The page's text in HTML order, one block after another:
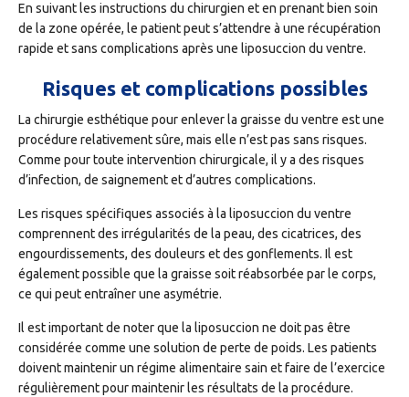
En suivant les instructions du chirurgien et en prenant bien soin
de la zone opérée, le patient peut s’attendre à une récupération
rapide et sans complications après une liposuccion du ventre.
Risques et complications possibles
La chirurgie esthétique pour enlever la graisse du ventre est une
procédure relativement sûre, mais elle n’est pas sans risques.
Comme pour toute intervention chirurgicale, il y a des risques
d’infection, de saignement et d’autres complications.
Les risques spécifiques associés à la liposuccion du ventre
comprennent des irrégularités de la peau, des cicatrices, des
engourdissements, des douleurs et des gonflements. Il est
également possible que la graisse soit réabsorbée par le corps,
ce qui peut entraîner une asymétrie.
Il est important de noter que la liposuccion ne doit pas être
considérée comme une solution de perte de poids. Les patients
doivent maintenir un régime alimentaire sain et faire de l’exercice
régulièrement pour maintenir les résultats de la procédure.